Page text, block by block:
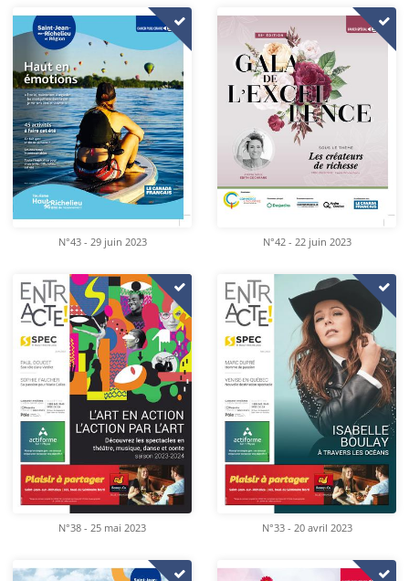
N°43 - 29 juin 2023 N°42 - 22 juin 2023
N°38 - 25 mai 2023 N°33 - 20 avril 2023